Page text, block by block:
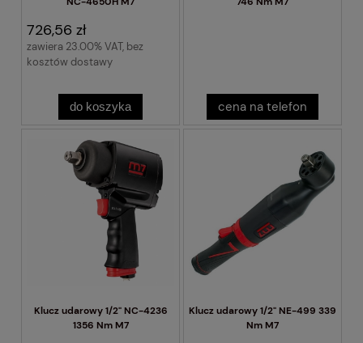
726,56 zł
zawiera 23.00% VAT, bez
kosztów dostawy
do koszyka cena na telefon
Klucz udarowy 1/2" NC-4236
1356 Nm M7
Klucz udarowy 1/2" NE-499 339
Nm M7